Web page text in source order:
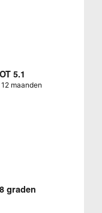
5.1
maanden
graden